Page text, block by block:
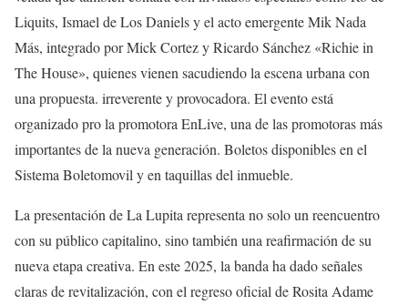
Liquits, Ismael de Los Daniels y el acto emergente Mik Nada
Más, integrado por Mick Cortez y Ricardo Sánchez «Richie in
The House», quienes vienen sacudiendo la escena urbana con
una propuesta. irreverente y provocadora. El evento está
organizado pro la promotora EnLive, una de las promotoras más
importantes de la nueva generación. Boletos disponibles en el
Sistema Boletomovil y en taquillas del inmueble.
La presentación de La Lupita representa no solo un reencuentro
con su público capitalino, sino también una reafirmación de su
nueva etapa creativa. En este 2025, la banda ha dado señales
claras de revitalización, con el regreso oficial de Rosita Adame